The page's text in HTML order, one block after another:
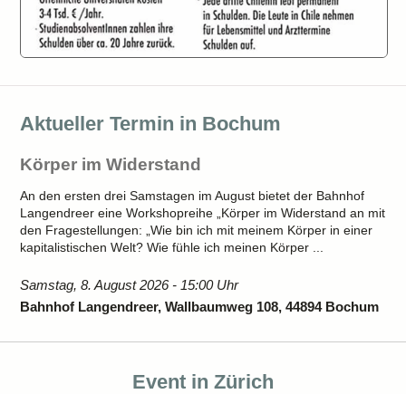
Aktueller Termin in Bochum
Körper im Widerstand
An den ersten drei Samstagen im August bietet der Bahnhof
Langendreer eine Workshopreihe „Körper im Widerstand an mit
den Fragestellungen: „Wie bin ich mit meinem Körper in einer
kapitalistischen Welt? Wie fühle ich meinen Körper ...
Samstag, 8. August 2026 - 15:00 Uhr
Bahnhof Langendreer, Wallbaumweg 108, 44894 Bochum
Event in Zürich